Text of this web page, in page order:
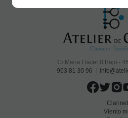
C/ Maria Llacer 8 Bajo -
963 81 30 96 |
Viento